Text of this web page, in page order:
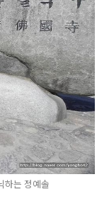
하는 정예솔